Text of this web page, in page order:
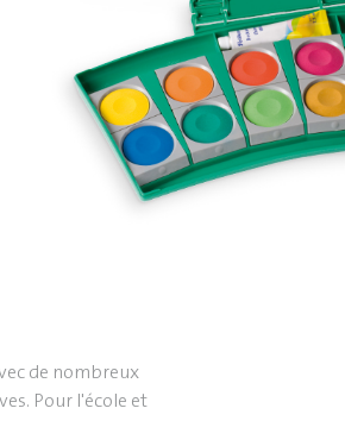
de nombreux
Pour l'école et